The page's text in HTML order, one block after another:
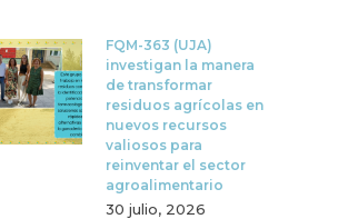
FQM-363 (UJA)
investigan la manera
de transformar
residuos agrícolas en
nuevos recursos
valiosos para
reinventar el sector
agroalimentario
30 julio, 2026